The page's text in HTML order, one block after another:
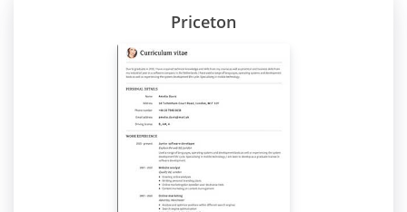
Priceton